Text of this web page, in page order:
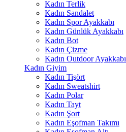
Kadın Terlik
Kadın Sandalet
Kadın Spor Ayakkabı
Kadın Günlük Ayakkabı
Kadın Bot
Kadın Çizme
Kadın Outdoor Ayakkabı
Kadın Giyim
Kadın Tişört
Kadın Sweatshirt
Kadın Polar
Kadın Tayt
Kadın Şort
Kadın Eşofman Takımı